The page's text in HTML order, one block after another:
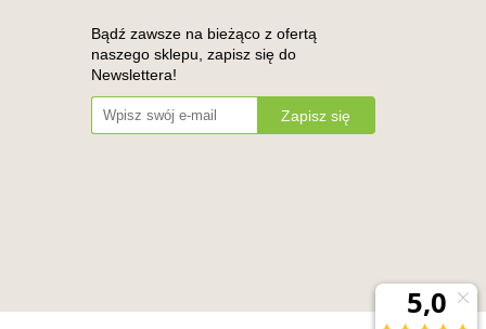
Bądź zawsze na bieżąco z ofertą
naszego sklepu, zapisz się do
Newslettera!